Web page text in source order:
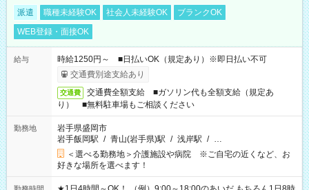
派遣 職種未経験OK 社会人未経験OK
ブランクOK
WEB登録・面接OK
給与
時給1250円～ ■日払いOK（規定あり）※即日払い不可
交通費別途支給あり
交通費
交通費全額支給 ■ガソリン代も全額支給（規定あ
り） ■無料駐車場もご相談ください
勤務地
岩手県盛岡市
岩手飯岡駅 / 青山(岩手県)駅 / 浅岸駅 / …
＜選べる勤務地＞介護施設や病院 ※ご自宅の近くなど、お
好きな場所を選べます！